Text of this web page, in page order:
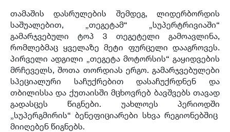
თამაშის დასრულების შემდეგ,ლიდერბორდის
საშუალებით, „თეგეტამ“ „სუპერტრივიაში“
გამარჯვებული ტოპ 3 თეგეტელი გამოავლინა,
რომლებმაც ყველაზე მეტი ფურცელი დააგროვეს.
პირველი ადგილი „თეგეტა მოტორსის“ გაყიდვების
მრჩეველს,შოთა თორდიას ერგო. გამარჯვებულები
სპეციალური საჩუქრებით დასაჩუქრდნენ და
თბილისსა და ქუთაისში მცხოვრებ ბავშვებს თავად
გადასცეს წიგნები. უახლოეს პერიოდში
„სუპერგმირის“ ბენეფიციარები სხვა რეგიონებშიც
მიიღებენ წიგნებს.